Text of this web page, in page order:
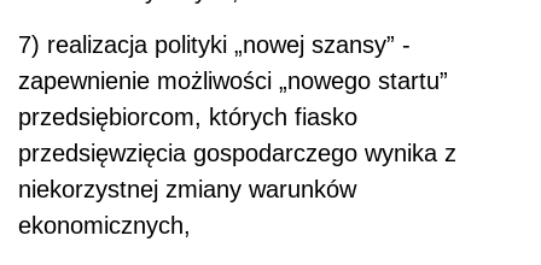
7) realizacja polityki „nowej szansy” -
zapewnienie możliwości „nowego startu”
przedsiębiorcom, których fiasko
przedsięwzięcia gospodarczego wynika z
niekorzystnej zmiany warunków
ekonomicznych,